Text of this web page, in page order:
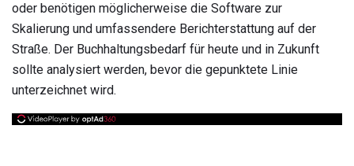
oder benötigen möglicherweise die Software zur
Skalierung und umfassendere Berichterstattung auf der
Straße. Der Buchhaltungsbedarf für heute und in Zukunft
sollte analysiert werden, bevor die gepunktete Linie
unterzeichnet wird.